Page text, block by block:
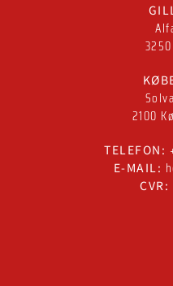
2100
TELEFON:
E-MAIL:
CVR: